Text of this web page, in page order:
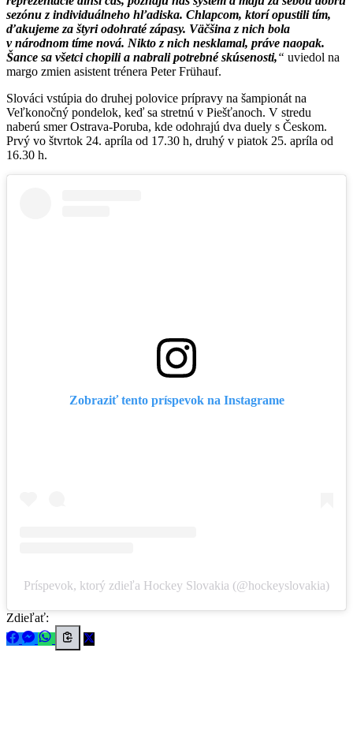
sezónu z individuálneho hľadiska. Chlapcom, ktorí opustili tím,
ďakujeme za štyri odohraté zápasy. Väčšina z nich bola
v národnom tíme nová. Nikto z nich nesklamal, práve naopak.
Šance sa všetci chopili a nabrali potrebné skúsenosti,
uviedol na
margo zmien asistent trénera Peter Frühauf.
Slováci vstúpia do druhej polovice prípravy na šampionát na
Veľkonočný pondelok, keď sa stretnú v Piešťanoch. V stredu
naberú smer Ostrava-Poruba, kde odohrajú dva duely s Českom.
Prvý vo štvrtok 24. apríla od 17.30 h, druhý v piatok 25. apríla od
16.30 h.
Zobraziť tento príspevok na Instagrame
Príspevok, ktorý zdieľa Hockey Slovakia (@hockeyslovakia)
Zdieľať: